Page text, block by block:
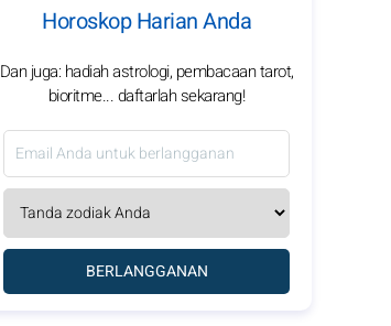
Horoskop Harian Anda
Dan juga: hadiah astrologi, pembacaan tarot,
bioritme... daftarlah sekarang!
BERLANGGANAN